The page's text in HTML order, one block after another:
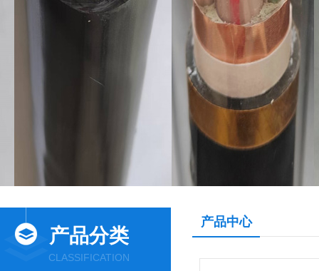
产品分类
CLASSIFICATION
产品中心